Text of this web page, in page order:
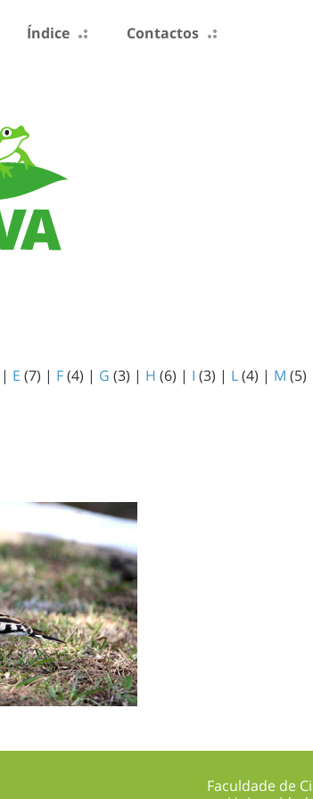
Índice Contactos
| E (7) | F(4) | G (3) | H (6) | I (3) | L(4) | M (5)
Faculdade de